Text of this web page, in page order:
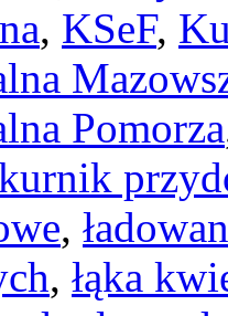
, KSeF,
Pomorza
,
, łąka